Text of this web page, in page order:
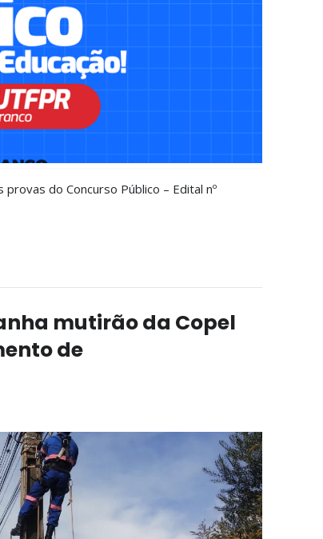
do Concurso Público – Edital nº
mutirão da Copel
de